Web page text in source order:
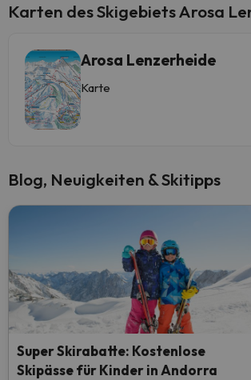
Karten des Skigebiets Arosa
Arosa Lenzerheide
Karte
Blog, Neuigkeiten & Skitipps
Super Skirabatte: Kostenlose
Skipässe für Kinder in Andorra